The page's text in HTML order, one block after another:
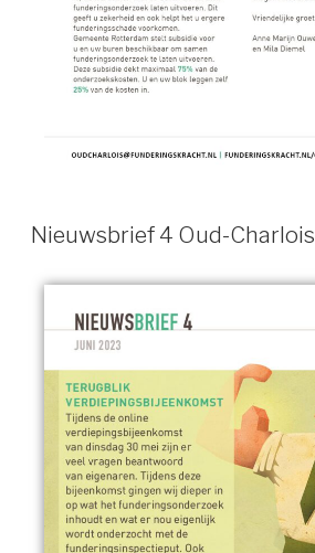
Nieuwsbrief 4 Oud-Charlois